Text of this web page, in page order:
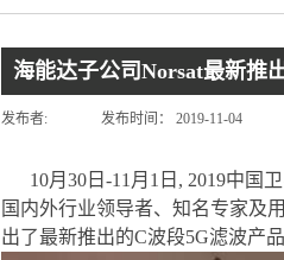
海能达子公司Norsat最新推
发布者: 发布时间： 2019-11-04
10月30日-11月1日, 2019中国
国内外行业领导者、知名专家及
出了最新推出的C波段5G滤波产